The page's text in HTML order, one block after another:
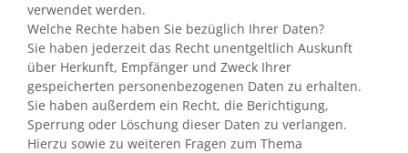
verwendet werden.
Welche Rechte haben Sie bezüglich Ihrer Daten?
Sie haben jederzeit das Recht unentgeltlich Auskunft
über Herkunft, Empfänger und Zweck Ihrer
gespeicherten personenbezogenen Daten zu erhalten.
Sie haben außerdem ein Recht, die Berichtigung,
Sperrung oder Löschung dieser Daten zu verlangen.
Hierzu sowie zu weiteren Fragen zum Thema